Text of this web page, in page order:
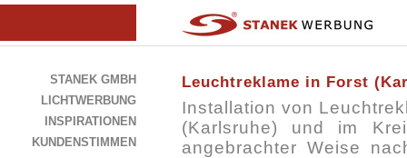
STANEK GMBH
LICHTWERBUNG
INSPIRATIONEN
KUNDENSTIMMEN
Leuchtreklame in Forst
Installation von
(Karlsruhe) und im
angebrachter Weise